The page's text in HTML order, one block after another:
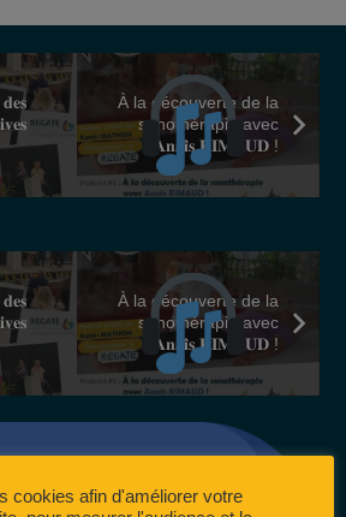
À la découverte de la
sonothérapie avec
𝐀𝐧𝐚𝐢̈𝐬 𝐑𝐈𝐌𝐀𝐔𝐃 !
À la découverte de la
sonothérapie avec
𝐀𝐧𝐚𝐢̈𝐬 𝐑𝐈𝐌𝐀𝐔𝐃 !
cookies afin d'améliorer votre